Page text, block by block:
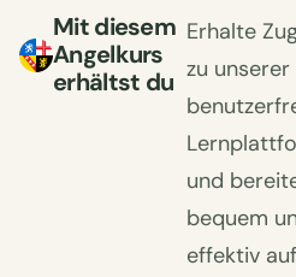
Mit diesem
Angelkurs
erhältst du
Erhalte
zu unserer
und
bequem
effektiv